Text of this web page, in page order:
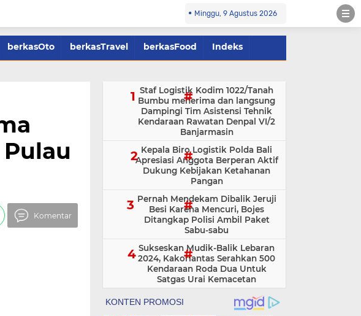
Minggu, 9 Agustus 2026
berkasOto berkasTravel berkasFood Indeks
Komentar
Staf Logistik Kodim 1022/Tanah
Bumbu menerima dan langsung
Dampingi Tim Asistensi Tehnik
Kendaraan Rawatan Denpal VI/2
Banjarmasin
Kepala Biro Logistik Polda Bali
Apresiasi Anggota Berperan Aktif
Dukung Kebijakan Ketahanan
Pangan
Pernah Mendekam Dibalik Jeruji
Besi Karena Mencuri, Bojes
Ditangkap Polisi Ambil Paket
Sabu-sabu
Sukseskan Mudik-Balik Lebaran
2024, Kakorlantas Serahkan 500
Kendaraan Roda Dua Untuk
Satgas Urai Kemacetan